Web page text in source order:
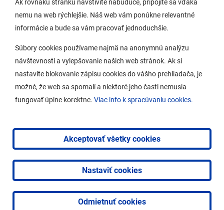
Ak rovnakú stránku navštívite nabudúce, pripojíte sa vďaka
nemu na web rýchlejšie. Náš web vám ponúkne relevantné
informácie a bude sa vám pracovať jednoduchšie.
Súbory cookies používame najmä na anonymnú analýzu
návštevnosti a vylepšovanie našich web stránok. Ak si
nastavíte blokovanie zápisu cookies do vášho prehliadača, je
možné, že web sa spomalí a niektoré jeho časti nemusia
fungovať úplne korektne. Viac info k spracúvaniu cookies.
Akceptovať všetky cookies
Nastaviť cookies
Odmietnuť cookies
Samospráva
O Lamači
Mobilná aplikácia
Kontakty
Vyhlásenie o prístupnosti
2026 © Mestská časť Bratislava-Lamač|Tvorba web
stránok
aredakčný systém odAlejTech, spol. s r.o.